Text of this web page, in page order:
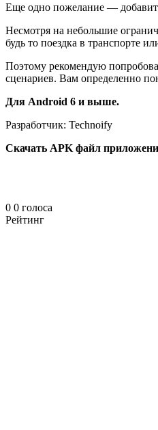
Еще одно пожелание —
Несмотря на небольшие
будь то поездка в транспорте
Поэтому рекомендую
сценариев. Вам определенно
Для Android 6 и выше.
Разработчик: Technoify
Скачать APK файл
0 0 голоса
Рейтинг